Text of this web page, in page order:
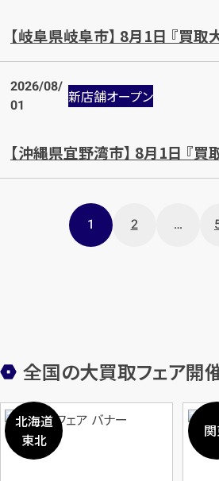
2026/08/
01
新店舗オープン
ー
シ
ョ
ン
1 2 …
全国の大買取フェア開
北海道
東北